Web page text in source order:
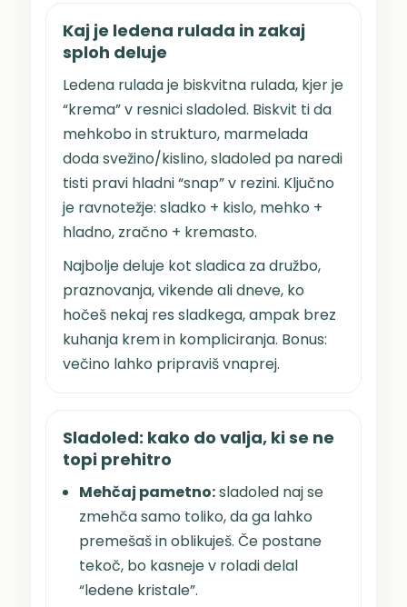
Kaj je ledena rulada in zakaj
sploh deluje
Ledena rulada je biskvitna rulada, kjer je
“krema” v resnici sladoled. Biskvit ti da
mehkobo in strukturo, marmelada
doda svežino/kislino, sladoled pa naredi
tisti pravi hladni “snap” v rezini. Ključno
je ravnotežje: sladko + kislo, mehko +
hladno, zračno + kremasto.
Najbolje deluje kot sladica za družbo,
praznovanja, vikende ali dneve, ko
hočeš nekaj res sladkega, ampak brez
kuhanja krem in kompliciranja. Bonus:
večino lahko pripraviš vnaprej.
Sladoled: kako do valja, ki se ne
topi prehitro
Mehčaj pametno:sladoled naj se
zmehča samo toliko, da ga lahko
premešaš in oblikuješ. Če postane
tekoč, bo kasneje v roladi delal
“ledene kristale”.